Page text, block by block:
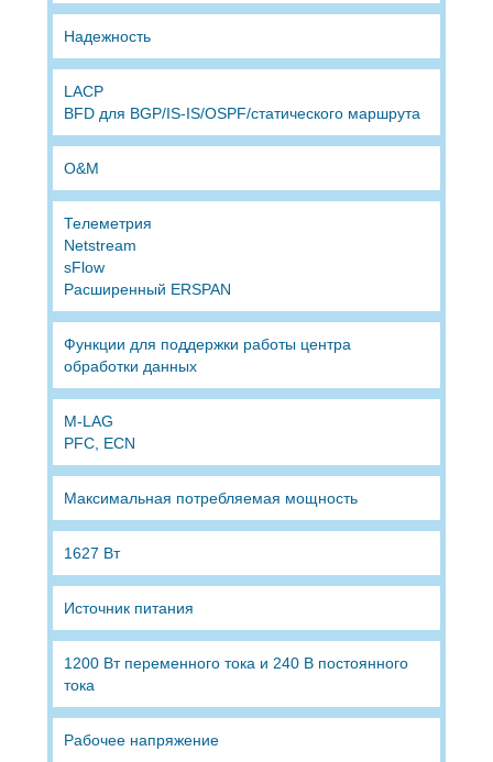
Надежность
LACP
BFD для BGP/IS-IS/OSPF/статического маршрута
O&M
Телеметрия
Netstream
sFlow
Расширенный ERSPAN
Функции для поддержки работы центра
обработки данных
M-LAG
PFC, ECN
Максимальная потребляемая мощность
1627 Вт
Источник питания
1200 Вт переменного тока и 240 В постоянного
тока
Рабочее напряжение